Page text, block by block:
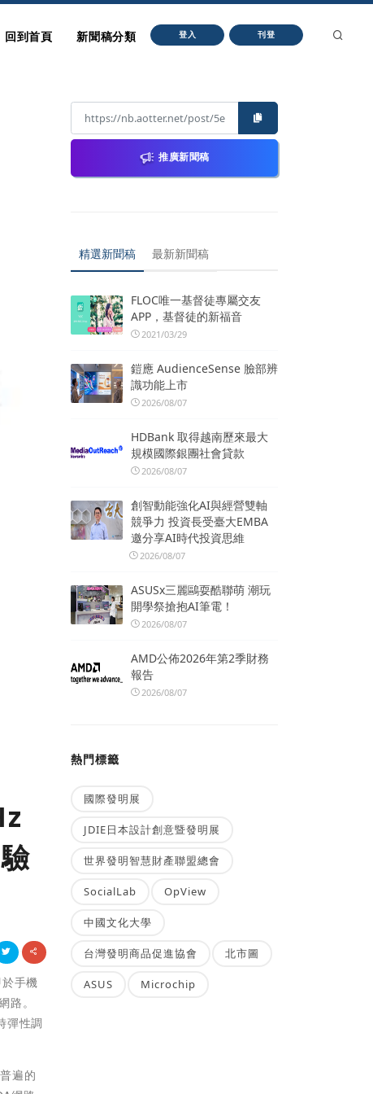
回到首頁 新聞稿分類 登入 刊登
手機
。
彈性調
遍的
推廣新聞稿
精選新聞稿 最新新聞稿
FLOC唯一基督徒專屬交友
APP，基督徒的新福音
2021/03/29
鎧應 AudienceSense 臉部辨
識功能上市
2026/08/07
HDBank 取得越南歷來最大
規模國際銀團社會貸款
2026/08/07
創智動能強化AI與經營雙軸
競爭力 投資長受臺大EMBA
邀分享AI時代投資思維
2026/08/07
ASUSx三麗鷗耍酷聯萌 潮玩
開學祭搶抱AI筆電！
2026/08/07
AMD公佈2026年第2季財務
報告
2026/08/07
熱門標籤
國際發明展
JDIE日本設計創意暨發明展
世界發明智慧財產聯盟總會
SocialLab OpView
中國文化大學
台灣發明商品促進協會 北市圖
ASUS Microchip